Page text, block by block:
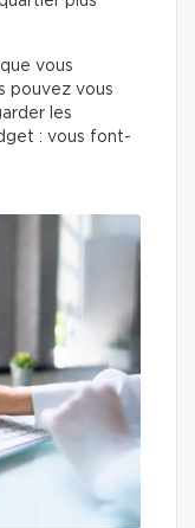
vous
pouvez vous
les
: vous font-